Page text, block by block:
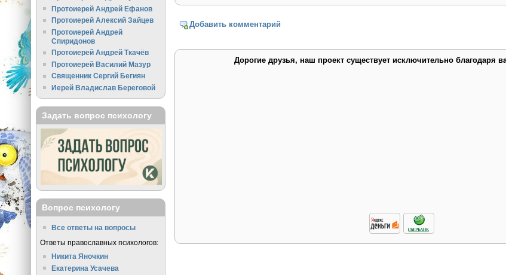
Добавить комментарий
Дорогие друзья, наш проект существует исключительно благодаря
Протоиерей Андрей Ефанов
Протоиерей Алексий Зайцев
Протоиерей Андрей
Спиридонов
Протоиерей Андрей Ткачёв
Протоиерей Василий Мазур
Священник Сергий Бегиян
Иерей Владислав Береговой
Задать вопрос психологу
Вопрос психологу
Все ответы на вопросы
Ответы православных психологов:
Никита Яночкин
Екатерина Усачева